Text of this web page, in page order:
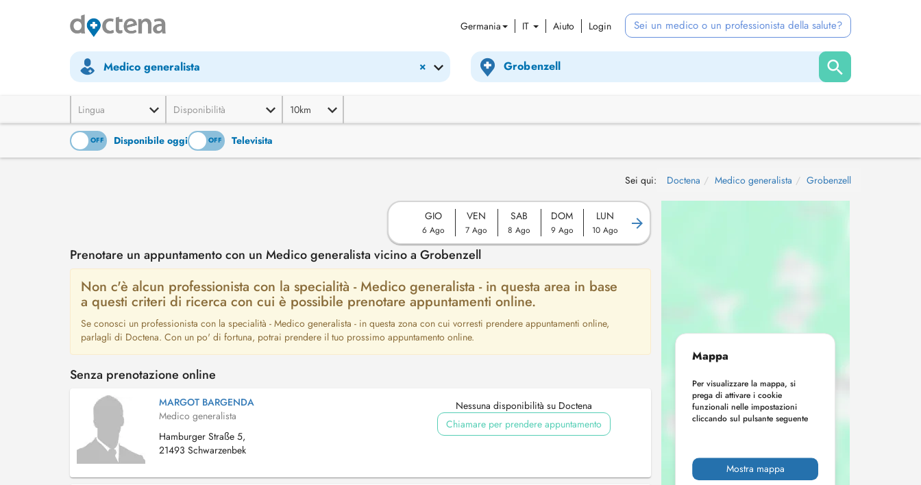
Germania IT Aiuto Login Sei un medico o un professionista della salute?
×
Medico generalista
Lingua Disponibilità 10km
OFF Disponibile oggi
ON OFF Televisita
Sei qui: Doctena Medico generalista Grobenzell
GIO
6 Ago
VEN
7 Ago
SAB
8 Ago
DOM
9 Ago
LUN
10 Ago
Prenotare un appuntamento con un Medico generalista vicino a Grobenzell
Non c'è alcun professionista con la specialità - Medico generalista - in questa area in base
a questi criteri di ricerca con cui è possibile prenotare appuntamenti online.
Se conosci un professionista con la specialità - Medico generalista - in questa zona con cui vorresti prendere appuntamenti online,
parlagli di Doctena. Con un po' di fortuna, potrai prendere il tuo prossimo appuntamento online.
Senza prenotazione online
MARGOT BARGENDA
Medico generalista
Hamburger Straße 5,
21493 Schwarzenbek
Nessuna disponibilità su Doctena
Chiamare per prendere appuntamento
Mappa
Per visualizzare la mappa, si
prega di attivare i cookie
funzionali nelle impostazioni
cliccando sul pulsante seguente
Mostra mappa